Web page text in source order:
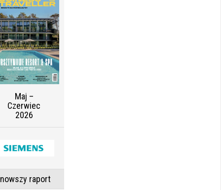
Maj –
Czerwiec
2026
raport